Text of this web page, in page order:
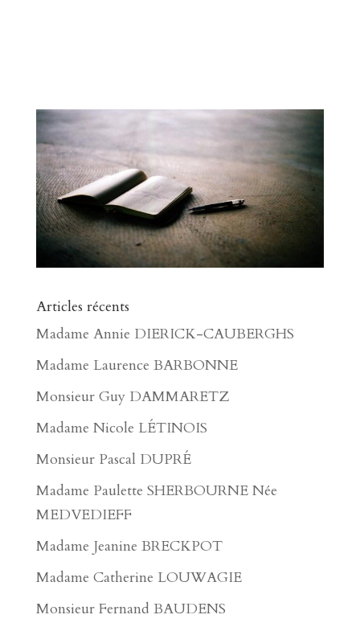
Articles récents
Madame Annie DIERICK-CAUBERGHS
Madame Laurence BARBONNE
Monsieur Guy DAMMARETZ
Madame Nicole LÉTINOIS
Monsieur Pascal DUPRÉ
Madame Paulette SHERBOURNE Née
MEDVEDIEFF
Madame Jeanine BRECKPOT
Madame Catherine LOUWAGIE
Monsieur Fernand BAUDENS